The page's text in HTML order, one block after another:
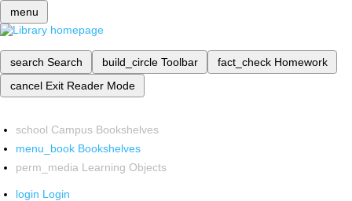
menu
search Search build_circle Toolbar fact_check Homework
cancel Exit Reader Mode
school Campus Bookshelves
menu_book Bookshelves
perm_media Learning Objects
login Login